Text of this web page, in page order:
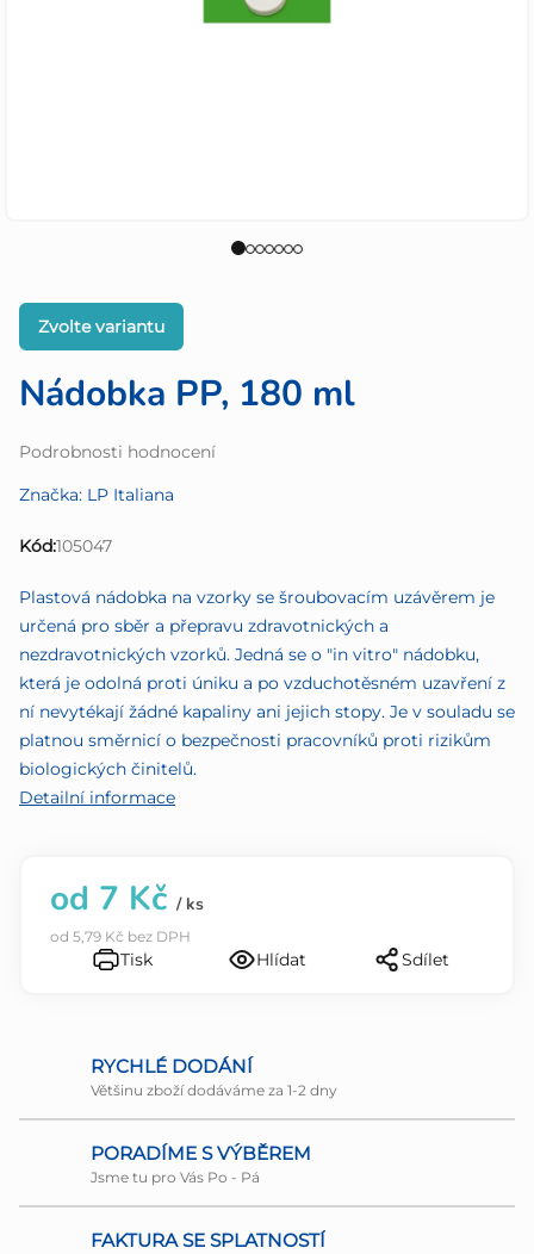
Nádobka PP, 180 ml
Průměrné
produktu
0,0
hvězdiček.
Podrobnosti hodnocení
Značka: LP Italiana
Kód:105047
Zvolte variantu
Plastová nádobka na vzorky se šroubovacím uzávěrem je
určená pro sběr a přepravu zdravotnických a
nezdravotnických vzorků. Jedná se o "in vitro" nádobku,
která je odolná proti úniku a po vzduchotěsném uzavření z
ní nevytékají žádné kapaliny ani jejich stopy. Je v souladu se
platnou směrnicí o bezpečnosti pracovníků proti rizikům
biologických činitelů.
Detailní informace
od 7 Kč / ks
od 5,79 Kč bez DPH
Tisk Hlídat Sdílet
RYCHLÉ DODÁNÍ
Většinu zboží dodáváme za 1-2 dny
PORADÍME S VÝBĚREM
Jsme tu pro Vás Po - Pá
FAKTURA SE SPLATNOSTÍ